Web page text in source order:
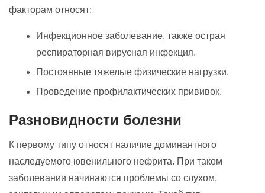
факторам относят:
Инфекционное заболевание, также острая
респираторная вирусная инфекция.
Постоянные тяжелые физические нагрузки.
Проведение профилактических прививок.
Разновидности болезни
К первому типу относят наличие доминантного
наследуемого ювенильного нефрита. При таком
заболевании начинаются проблемы со слухом,